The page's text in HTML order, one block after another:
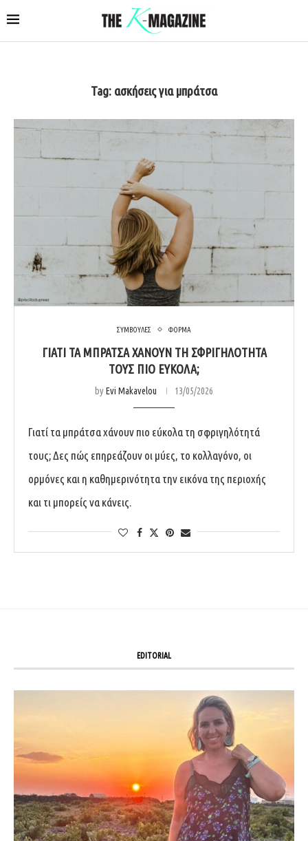
Tag: ασκήσεις για μπράτσα
ΣΥΜΒΟΥΛΕΣ ΦΟΡΜΑ
ΓΙΑΤΊ ΤΑ ΜΠΡΆΤΣΑ ΧΆΝΟΥΝ ΤΗ ΣΦΡΙΓΗΛΌΤΗΤΆ
ΤΟΥΣ ΠΙΟ ΕΎΚΟΛΑ;
byEvi Makavelou 13/05/2026
Γιατί τα μπράτσα χάνουν πιο εύκολα τη σφριγηλότητά
τους; Δες πώς επηρεάζουν οι μύες, το κολλαγόνο, οι
ορμόνες και η καθημερινότητα την εικόνα της περιοχής
και τι μπορείς να κάνεις.
EDITORIAL